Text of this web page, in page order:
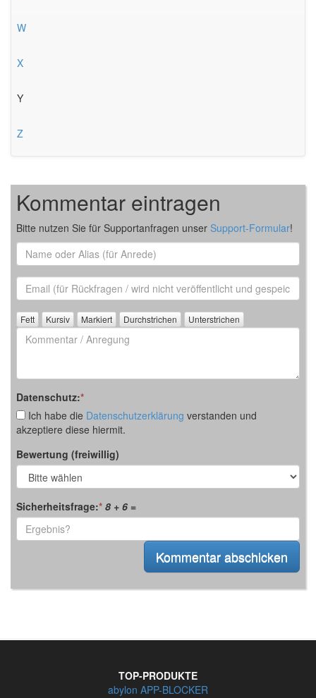
W
X
Y
Z
Kommentar eintragen
Bitte nutzen Sie für Supportanfragen unser Support-Formular!
Name
oder
Alias
Email
(für
Rückfrage)
Kommentar
/
Anregung
Datenschutz:*
Ich habe die Datenschutzerklärung verstanden und
akzeptiere diese hiermit.
Bewertung (freiwillig)
Sicherheitsfrage:* 8 + 6 =
TOP-PRODUKTE
abylon APP-BLOCKER